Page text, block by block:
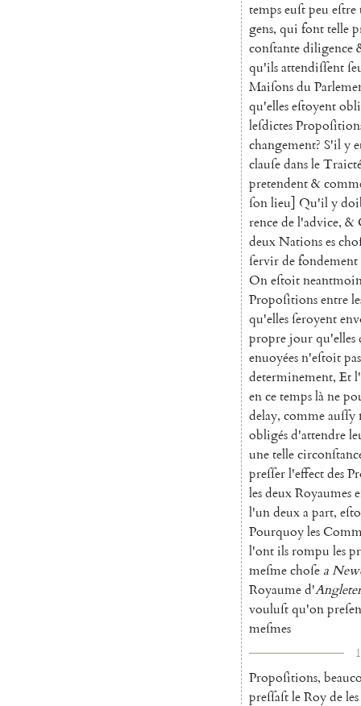
tempseuſtpeu eſtre
gens, qui fonttelle
conſtantediligence
qu'ilsattendiſſent
Maiſonsdu
qu'elleseſtoyent
leſdictes
changement? S'ily
clauſedansle
pretendent&
ſonlieu Qu'ily
rencedel'advice, &
deuxNationses
ſervirdefondement
Oneſtoit
Propoſitionsentre
qu'ellesſeroyent
proprejourqu'elles
enuoyéesn'eſtoitpas
determinement, Et
encetempslàne
delay, commeauſſy
obligésd'attendre
unetelle
preſſerl'effectdes
lesdeuxRoyaumes
l'undeuxapart,
Pourquoyles
l'ontilsrompu les
meſmechoſe a
Royaumed'
vouluſtqu'on
meſmes
Propoſitions,
preſſaſtleRoydeles